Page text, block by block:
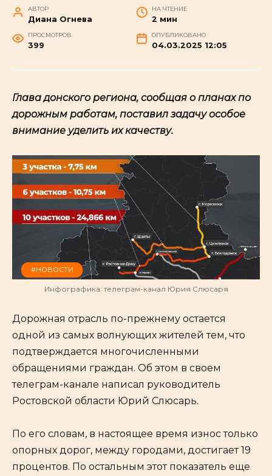
АВТОР
Диана Огнева
НА ЧТЕНИЕ
2 мин
ПРОСМОТРОВ
399
ОПУБЛИКОВАНО
04.03.2025 12:05
Глава донского региона, сообщая о планах по
дорожным работам, поставил задачу особое
внимание уделить их качеству.
#НОВОСТИ
Инфографика: телеграм-канал Юрия Слюсаря
Дорожная отрасль по-прежнему остается
одной из самых волнующих жителей тем, что
подтверждается многочисленными
обращениями граждан. Об этом в своем
телеграм-канале написал руководитель
Ростовской области Юрий Слюсарь.
По его словам, в настоящее время износ только
опорных дорог, между городами, достигает 19
процентов. По остальным этот показатель еще